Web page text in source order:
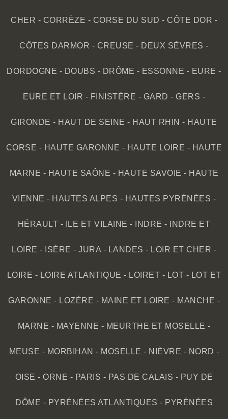
CHER - CORRÈZE - CORSE DU SUD - CÔTE DOR -
CÔTES DARMOR - CREUSE - DEUX SÈVRES -
DORDOGNE - DOUBS - DRÔME - ESSONNE - EURE -
EURE ET LOIR - FINISTÈRE - GARD - GERS -
GIRONDE - HAUT DE SEINE - HAUT RHIN - HAUTE
CORSE - HAUTE GARONNE - HAUTE LOIRE - HAUTE
MARNE - HAUTE SAÔNE - HAUTE SAVOIE - HAUTE
VIENNE - HAUTES ALPES - HAUTES PYRÉNÉES -
HÉRAULT - ILE ET VILAINE - INDRE - INDRE ET
LOIRE - ISÈRE - JURA - LANDES - LOIR ET CHER -
LOIRE - LOIRE ATLANTIQUE - LOIRET - LOT - LOT ET
GARONNE - LOZÈRE - MAINE ET LOIRE - MANCHE -
MARNE - MAYENNE - MEURTHE ET MOSELLE -
MEUSE - MORBIHAN - MOSELLE - NIÈVRE - NORD -
OISE - ORNE - PARIS - PAS DE CALAIS - PUY DE
DÔME - PYRÉNÉES ATLANTIQUES - PYRÉNÉES